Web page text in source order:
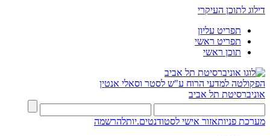
דילוג לתוכן העיקרי
תפריט עליון
תפריט ראשי
תוכן ראשי
הפקולטה למדעי הרוח ע"ש לסטר וסאלי אנטין
אוניברסיטת תל אביב
מערכת פניותאזור אישי לסטודנטים.יותלהרשמה